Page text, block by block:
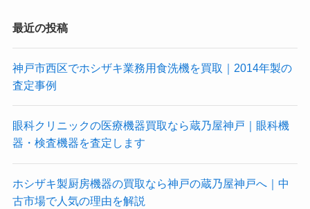
最近の投稿
神戸市西区でホシザキ業務用食洗機を買取｜2014年製の
査定事例
眼科クリニックの医療機器買取なら蔵乃屋神戸｜眼科機
器・検査機器を査定します
ホシザキ製厨房機器の買取なら神戸の蔵乃屋神戸へ｜中
古市場で人気の理由を解説